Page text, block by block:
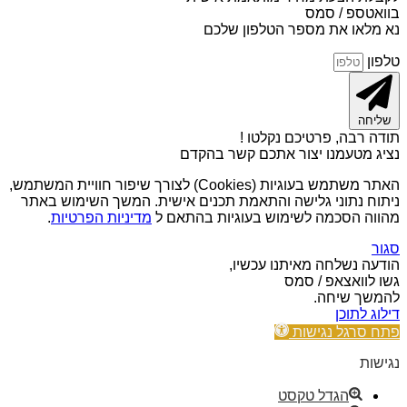
בוואטספ / סמס
נא מלאו את מספר הטלפון שלכם
טלפון
שליחה
תודה רבה, פרטיכם נקלטו !
נציג מטעמנו יצור אתכם קשר בהקדם
האתר משתמש בעוגיות (Cookies) לצורך שיפור חוויית המשתמש,
ניתוח נתוני גלישה והתאמת תכנים אישית. המשך השימוש באתר
מהווה הסכמה לשימוש בעוגיות בהתאם ל מדיניות הפרטיות.
סגור
הודעה נשלחה מאיתנו עכשיו,
גשו לוואצאפ / סמס
להמשך שיחה.
דילוג לתוכן
פתח סרגל נגישות
נגישות
הגדל טקסט